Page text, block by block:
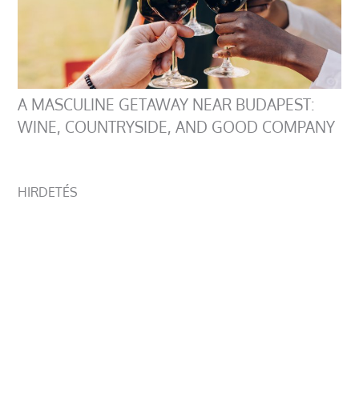
A MASCULINE GETAWAY NEAR BUDAPEST:
WINE, COUNTRYSIDE, AND GOOD COMPANY
HIRDETÉS